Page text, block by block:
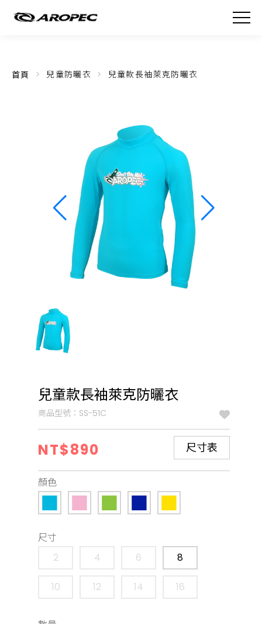
首頁 兒童防曬衣 兒童款長袖萊克防曬衣
兒童款長袖萊克防曬衣
商品型號：SS-51C
NT$890 尺寸表
顏色
尺寸
2
4 6 8
10 12 14 16